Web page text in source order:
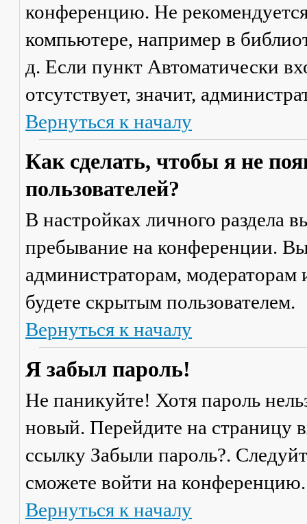
конференцию. Не
компьютере, например в
д. Если пункт Автоматически
отсутствует, значит,
Вернуться к началу
Как сделать, чтобы я не
пользователей?
В настройках личного раздела
пребывание на конференции.
администраторам,
будете скрытым пользователем.
Вернуться к началу
Я забыл пароль!
Не паникуйте! Хотя пароль
новый. Перейдите на страницу
ссылку Забыли пароль?.
сможете войти на конференцию.
Вернуться к началу